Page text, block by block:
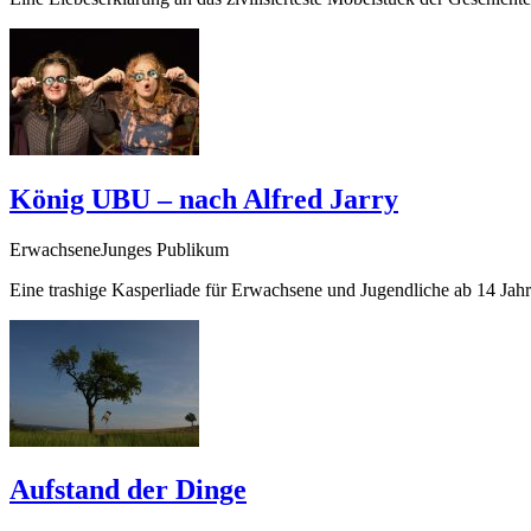
König UBU – nach Alfred Jarry
ErwachseneJunges Publikum
Eine trashige Kasperliade für Erwachsene und Jugendliche ab 14
Aufstand der Dinge